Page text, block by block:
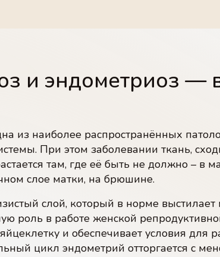
и эндометриоз —
из наиболее распространённых
При этом заболевании ткань,
там, где её быть не должно – в
слое матки, на брюшине.
слой, который в норме выстилает
роль в работе женской
и обеспечивает условия для
цикл эндометрий отторгается с